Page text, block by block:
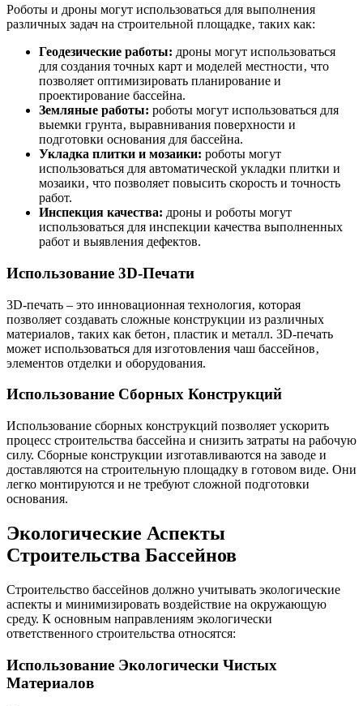
Роботы и дроны могут использоваться для выполнения
различных задач на строительной площадке‚ таких как:
Геодезические работы: дроны могут использоваться
для создания точных карт и моделей местности‚ что
позволяет оптимизировать планирование и
проектирование бассейна.
Земляные работы: роботы могут использоваться для
выемки грунта‚ выравнивания поверхности и
подготовки основания для бассейна.
Укладка плитки и мозаики: роботы могут
использоваться для автоматической укладки плитки и
мозаики‚ что позволяет повысить скорость и точность
работ.
Инспекция качества: дроны и роботы могут
использоваться для инспекции качества выполненных
работ и выявления дефектов.
Использование 3D-Печати
3D-печать – это инновационная технология‚ которая
позволяет создавать сложные конструкции из различных
материалов‚ таких как бетон‚ пластик и металл. 3D-печать
может использоваться для изготовления чаш бассейнов‚
элементов отделки и оборудования.
Использование Сборных Конструкций
Использование сборных конструкций позволяет ускорить
процесс строительства бассейна и снизить затраты на рабочую
силу. Сборные конструкции изготавливаются на заводе и
доставляются на строительную площадку в готовом виде. Они
легко монтируются и не требуют сложной подготовки
основания.
Экологические Аспекты
Строительства Бассейнов
Строительство бассейнов должно учитывать экологические
аспекты и минимизировать воздействие на окружающую
среду. К основным направлениям экологически
ответственного строительства относятся:
Использование Экологически Чистых
Материалов